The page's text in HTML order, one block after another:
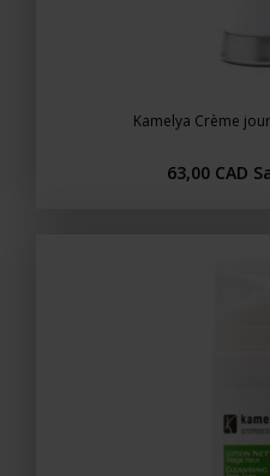
Kamelya Crème
63,00 CAD